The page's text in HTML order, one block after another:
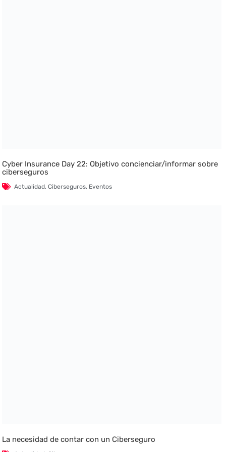
Cyber Insurance Day 22: Objetivo concienciar/informar sobre
ciberseguros
Actualidad,Ciberseguros, Eventos
La necesidad de contar con un Ciberseguro